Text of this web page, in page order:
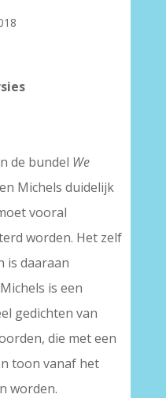
de bundel We
Michels duidelijk
vooral
worden. Het zelf
is daaraan
is een
gedichten van
die met een
toon vanaf het
worden.